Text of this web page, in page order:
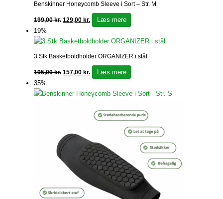
Benskinner Honeycomb Sleeve i Sort – Str. M
199,00kr. 129,00 kr.
Læs mere
19%
3 Stk Basketboldholder ORGANIZER i stål
195,00kr. 157,00 kr.
Læs mere
35%